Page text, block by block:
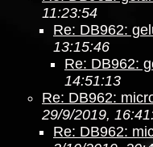
11:23:54
Re: DB962:
13:15:46
Re: DB962:
14:51:13
Re: DB962:
29/9/2019,
Re: DB962: